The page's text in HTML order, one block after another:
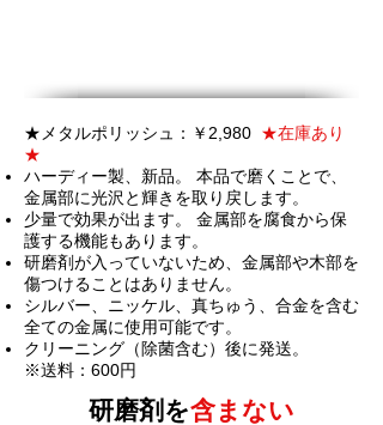
★メタルポリッシュ：￥2,980 ★在庫あり
★
ハーディー製、新品。 本品で磨くことで、
金属部に光沢と輝きを取り戻します。
少量で効果が出ます。 金属部を腐食から保
護する機能もあります。
研磨剤が入っていないため、金属部や木部を
傷つけることはありません。
シルバー、ニッケル、真ちゅう、合金を含む
全ての金属に使用可能です。
クリーニング（除菌含む）後に発送。
※送料：600円
研磨剤を含まない